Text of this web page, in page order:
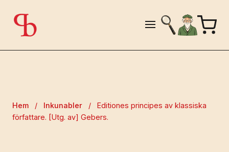
Hem / Inkunabler /
Editiones principes av klassiska
författare. [Utg. av] Gebers.